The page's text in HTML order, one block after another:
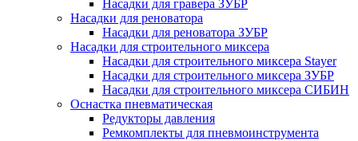
Насадки для гравера ЗУБР
Насадки для реноватора
Насадки для реноватора ЗУБР
Насадки для строительного миксера
Насадки для строительного миксера Stayer
Насадки для строительного миксера ЗУБР
Насадки для строительного миксера СИБИН
Оснастка пневматическая
Редукторы давления
Ремкомплекты для пневмоинструмента